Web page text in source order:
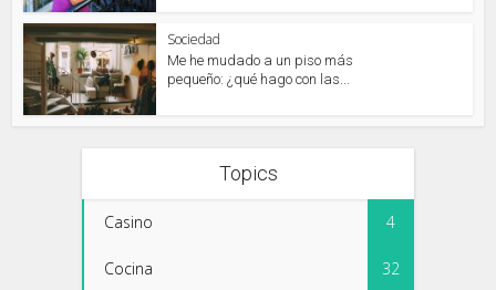
Sociedad
Me he mudado a un piso más
pequeño: ¿qué hago con las...
Topics
Casino 4
Cocina 32